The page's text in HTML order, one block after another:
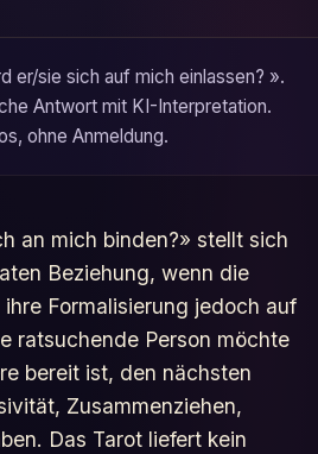
er/sie sich auf mich einlassen? ».
Antwort mit KI-Interpretation.
ohne Anmeldung.
an mich binden?» stellt sich
Beziehung, wenn die
Formalisierung jedoch auf
ratsuchende Person möchte
bereit ist, den nächsten
Zusammenziehen,
Das Tarot liefert kein